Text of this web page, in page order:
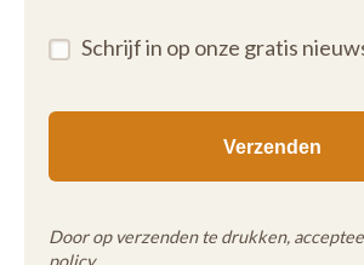
Schrijf in op onze gratis
Door op verzenden te drukken,
policy.